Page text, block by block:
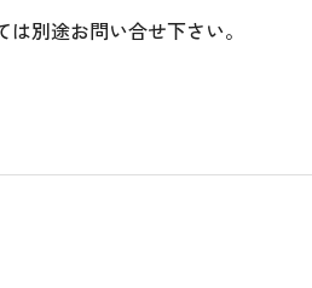
別途お問い合せ下さい。